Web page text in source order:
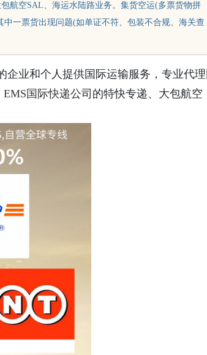
航空SAL、海运水陆路业务。集货空运(多票货物拼
一票货出现问题(如单证不符、包装不合规、海关查
企业和个人提供国际运输服务，专业代理
EMS国际快递公司的特快专递、大包航空
名字攻略